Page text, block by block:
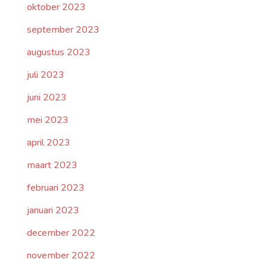
oktober 2023
september 2023
augustus 2023
juli 2023
juni 2023
mei 2023
april 2023
maart 2023
februari 2023
januari 2023
december 2022
november 2022